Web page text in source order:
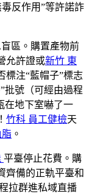
毒反作用”等許諾詐
區。購置產物前
允許證或新竹 東
標注“藍帽子”標志
批號（可經由過程
在地下室嚇了一
竹科 員工健檢天
。
平臺停止花費。購
齊備的正軌平臺和
拉群進私域直播